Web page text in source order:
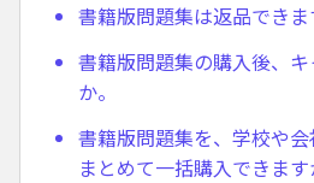
書籍版問題集は返品できま
書籍版問題集の購入後、
か。
書籍版問題集を、学校や
まとめて一括購入できます